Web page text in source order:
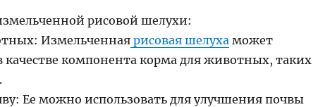
рисовой шелухи:
Измельченнаярисовая шелуха может
качестве компонента корма для животных, таких
Ее можно использовать для улучшения почвы